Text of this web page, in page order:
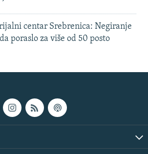
centar Srebrenica: Negiranje
poraslo za više od 50 posto